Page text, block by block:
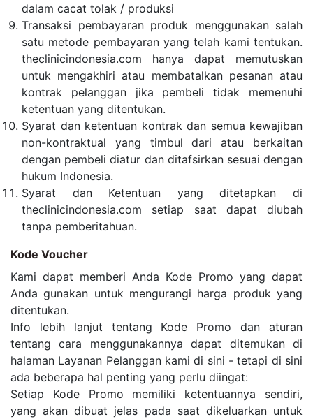
dalam cacat tolak / produksi
Transaksi pembayaran produk menggunakan salah
satu metode pembayaran yang telah kami tentukan.
theclinicindonesia.com hanya dapat memutuskan
untuk mengakhiri atau membatalkan pesanan atau
kontrak pelanggan jika pembeli tidak memenuhi
ketentuan yang ditentukan.
Syarat dan ketentuan kontrak dan semua kewajiban
non-kontraktual yang timbul dari atau berkaitan
dengan pembeli diatur dan ditafsirkan sesuai dengan
hukum Indonesia.
Syarat dan Ketentuan yang ditetapkan di
theclinicindonesia.com setiap saat dapat diubah
tanpa pemberitahuan.
Kode Voucher
Kami dapat memberi Anda Kode Promo yang dapat
Anda gunakan untuk mengurangi harga produk yang
ditentukan.
Info lebih lanjut tentang Kode Promo dan aturan
tentang cara menggunakannya dapat ditemukan di
halaman Layanan Pelanggan kami di sini - tetapi di sini
ada beberapa hal penting yang perlu diingat:
Setiap Kode Promo memiliki ketentuannya sendiri,
yang akan dibuat jelas pada saat dikeluarkan untuk